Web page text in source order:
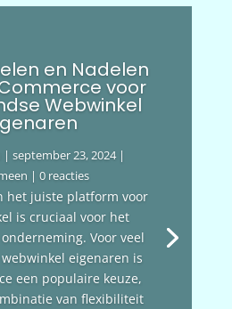
en Nadelen
voor
Webwinkel
|september 23, 2024|
| 0 reacties
het juiste platform voor
is cruciaal voor het
Voor veel
eigenaren is
een populaire keuze,
van flexibiliteit